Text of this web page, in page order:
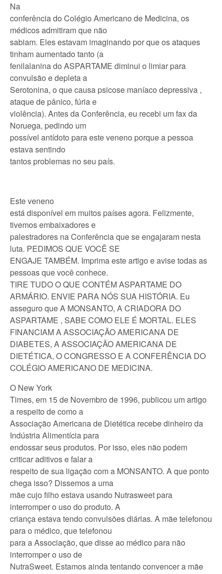
Na
conferência do Colégio Americano de Medicina, os
médicos admitiram que não
sabiam. Eles estavam imaginando por que os ataques
tinham aumentado tanto (a
fenilalanina do ASPARTAME diminui o limiar para
convulsão e depleta a
Serotonina, o que causa psicose maníaco depressiva ,
ataque de pânico, fúria e
violência). Antes da Conferência, eu recebi um fax da
Noruega, pedindo um
possível antídoto para este veneno porque a pessoa
estava sentindo
tantos problemas no seu país.
Este veneno
está disponível em muitos países agora. Felizmente,
tivemos embaixadores e
palestradores na Conferência que se engajaram nesta
luta. PEDIMOS QUE VOCÊ SE
ENGAJE TAMBÉM. Imprima este artigo e avise todas as
pessoas que você conhece.
TIRE TUDO O QUE CONTÉM ASPARTAME DO
ARMÁRIO. ENVIE PARA NÓS SUA HISTÓRIA. Eu
asseguro que A MONSANTO, A CRIADORA DO
ASPARTAME , SABE COMO ELE É MORTAL. ELES
FINANCIAM A ASSOCIAÇÃO AMERICANA DE
DIABETES, A ASSOCIAÇÃO AMERICANA DE
DIETÉTICA, O CONGRESSO E A CONFERÊNCIA DO
COLÉGIO AMERICANO DE MEDICINA.
O New York
Times, em 15 de Novembro de 1996, publicou um artigo
a respeito de como a
Associação Americana de Dietética recebe dinheiro da
Indústria Alimentícia para
endossar seus produtos. Por isso, eles não podem
criticar aditivos e falar a
respeito de sua ligação com a MONSANTO. A que ponto
chega isso? Dissemos a uma
mãe cujo filho estava usando Nutrasweet para
interromper o uso do produto. A
criança estava tendo convulsões diárias. A mãe telefonou
para o médico, que telefonou
para a Associação, que disse ao médico para não
interromper o uso de
NutraSweet. Estamos ainda tentando convencer a mãe